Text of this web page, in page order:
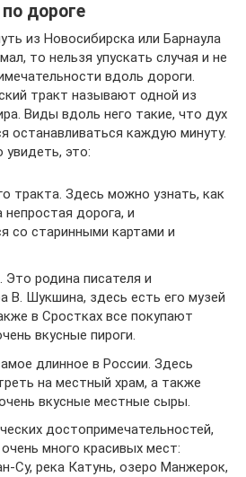
дороге
из Новосибирска или Барнаула
то нельзя упускать случая и не
вдоль дороги.
тракт называют одной из
Виды вдоль него такие, что дух
останавливаться каждую минуту.
увидеть, это:
тракта. Здесь можно узнать, как
непростая дорога, и
со старинными картами и
Это родина писателя и
В. Шукшина, здесь есть его музей
в Сростках все покупают
вкусные пироги.
длинное в России. Здесь
на местный храм, а также
вкусные местные сыры.
достопримечательностей,
много красивых мест:
Су, река Катунь, озеро Манжерок,